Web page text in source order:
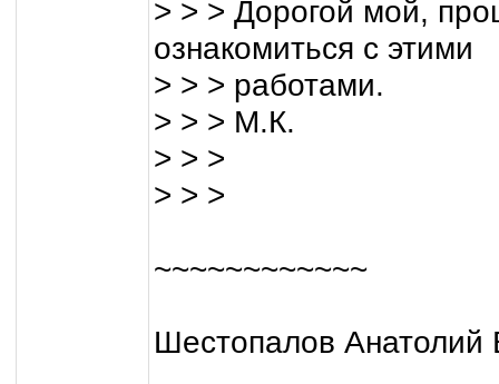
> > > Дорогой мой,
ознакомиться с этими
> > > работами.
> > > М.К.
> > >
> > >
~~~~~~~~~~~~
Шестопалов Анатолий